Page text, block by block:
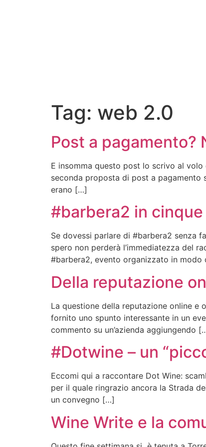
Tag: web 2.0
Post a pagamento?
E insomma questo post lo scrivo al
seconda proposta di post a pagamento
erano […]
#barbera2 in
Se dovessi parlare di #barbera2 senza
spero non perderà l’immediatezza del
#barbera2, evento organizzato in
Della reputazione
La questione della reputazione online e
fornito uno spunto interessante in un
commento su un’azienda aggiungendo
#Dotwine – un
Eccomi qui a raccontare Dot Wine:
per il quale ringrazio ancora la Strada
un convegno […]
Wine Write e la